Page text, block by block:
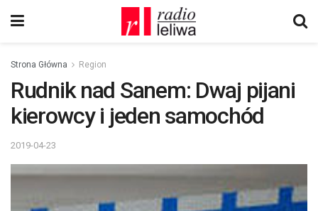
Strona Główna Region
Rudnik nad Sanem: Dwaj pijani
kierowcy i jeden samochód
2019-04-23